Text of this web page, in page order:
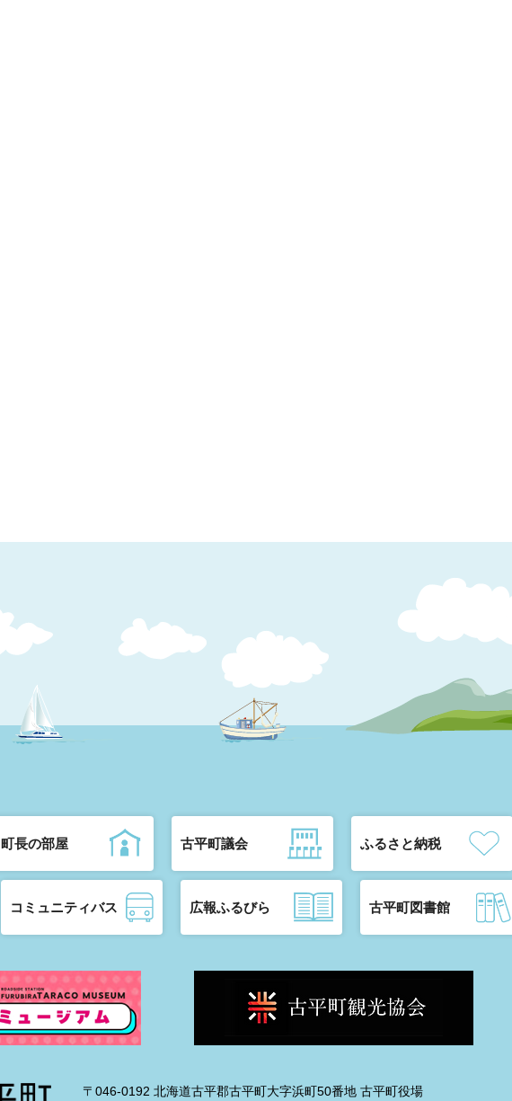
町長の部屋 古平町議会 ふるさと納税
コミュニティバス 広報ふるびら 古平町図書館
〒046-0192 北海道古平郡古平町大字浜町50番地 古平町役場